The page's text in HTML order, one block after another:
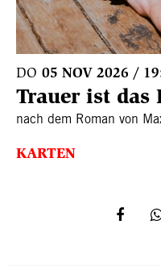
DO 05 NOV 2026 /
Trauer ist das
nach dem Roman von
KARTEN